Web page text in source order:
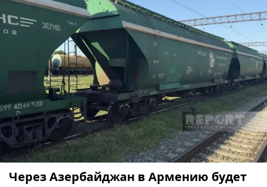
Через Азербайджан в Армению будет